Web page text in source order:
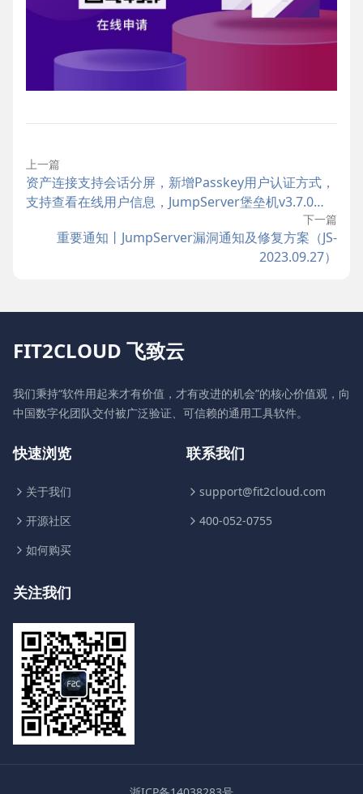
上一篇
资产连接支持会话分屏，新增Passkey用户认证方式，
支持查看在线用户信息，JumpServer堡垒机v3.7.0发
下一篇
重要通知丨JumpServer漏洞通知及修复方案（JS-
2023.09.27）
FIT2CLOUD 飞致云
我们秉持“软件用起来才有价值，才有改进的机会”的核心价值观，向
中国数字化团队交付被广泛验证、可信赖的通用工具软件。
快速浏览
关于我们
开源社区
如何购买
联系我们
support@fit2cloud.com
400-052-0755
关注我们